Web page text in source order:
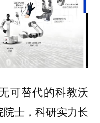
可替代的科教沃
士，科研实力长